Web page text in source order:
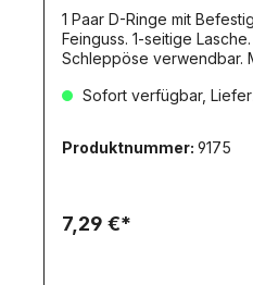
1 Paar D-Ringe mit
Feinguss. 1-seitige
Schleppöse verwendbar.
Lieferumfang:2x D-Ring
Feinguss), einseitig. Ca. 8x12mm. 4x
Schraube VA M1,6x8mm
8398.
Sofort verfügbar,
Produktnummer: 9175
7,29 €*